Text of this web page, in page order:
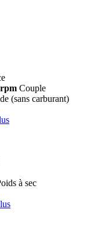
Couple
(sans carburant)
à sec